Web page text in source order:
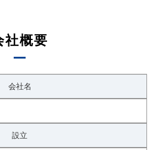
社概要
会社名
設立